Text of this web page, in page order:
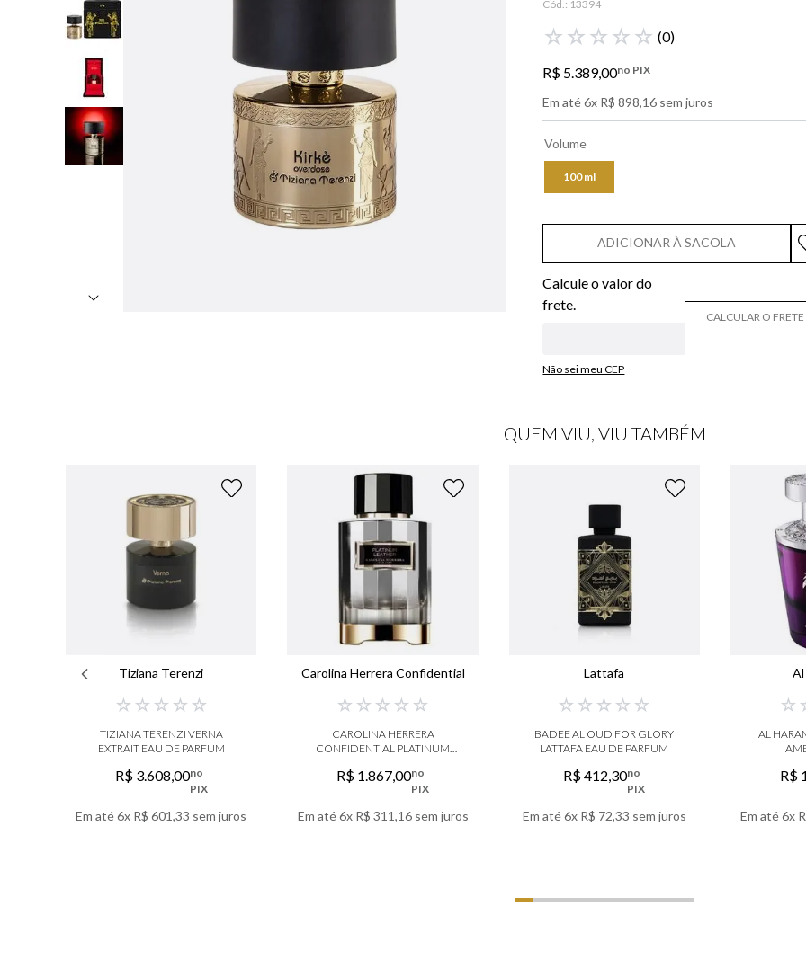
Cód.: 13394
☆ ☆ ☆ ☆ ☆ (0)
R$ 5.389,00no PIX
Em até6x R$ 898,16 sem juros
Volume
100 ml
ADICIONAR À SACOLA
Não sei meu CEP
CALCULAR O FRETE
QUEM VIU, VIU TAMBÉM
Tiziana Terenzi
☆ ☆ ☆ ☆ ☆
TIZIANA TERENZI VERNA
EXTRAIT EAU DE PARFUM
R$ 3.608,00no
PIX
Em até6x R$ 601,33 sem juros
Carolina Herrera Confidential
☆ ☆ ☆ ☆ ☆
CAROLINA HERRERA
CONFIDENTIAL PLATINUM
R$ 1.867,00no
PIX
Em até6x R$ 311,16sem juros
Lattafa
☆ ☆ ☆ ☆ ☆
BADEE AL OUD FOR GLORY
LATTAFA EAU DE PARFUM
R$412,30no
PIX
Em até6x R$ 72,33 sem juros
Al
☆
AL
R$ 1
Em até6x
8
10